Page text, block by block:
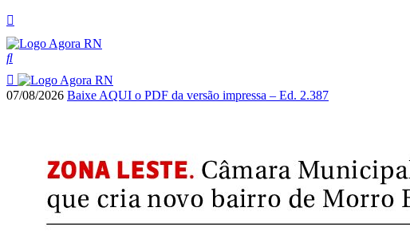
07/08/2026 Baixe AQUI o PDF da versão impressa – Ed. 2.387